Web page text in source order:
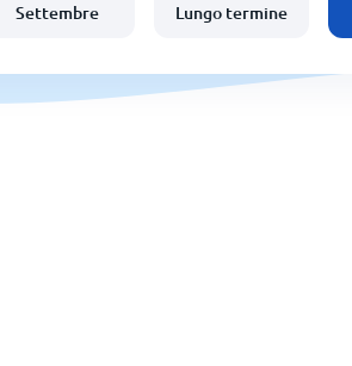
Settembre Lungo termine